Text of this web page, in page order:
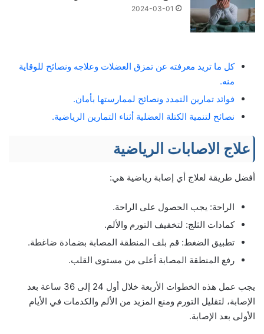
2024-03-01
كل ما تريد معرفته عن تمزق العضلات وعلاجه ونصائح للوقاية
منه.
فوائد تمارين التمدد ونصائح لممارستها بأمان.
نصائح لتنمية الكتلة العضلية أثناء التمارين الرياضية.
علاج الاصابات الرياضية
أفضل طريقة لعلاج أي إصابة رياضية هي:
الراحة: يجب الحصول على الراحة.
كمادات الثلج: لتخفيف التورم والألم.
تطبيق الضغط: قم بلف المنطقة المصابة بضمادة ضاغطة.
رفع المنطقة المصابة أعلى من مستوى القلب.
يجب عمل هذه الخطوات الأربعة خلال أول 24 إلى 36 ساعة بعد
الإصابة، لتقليل التورم ومنع المزيد من الألم والكدمات في الأيام
الأولى بعد الإصابة.